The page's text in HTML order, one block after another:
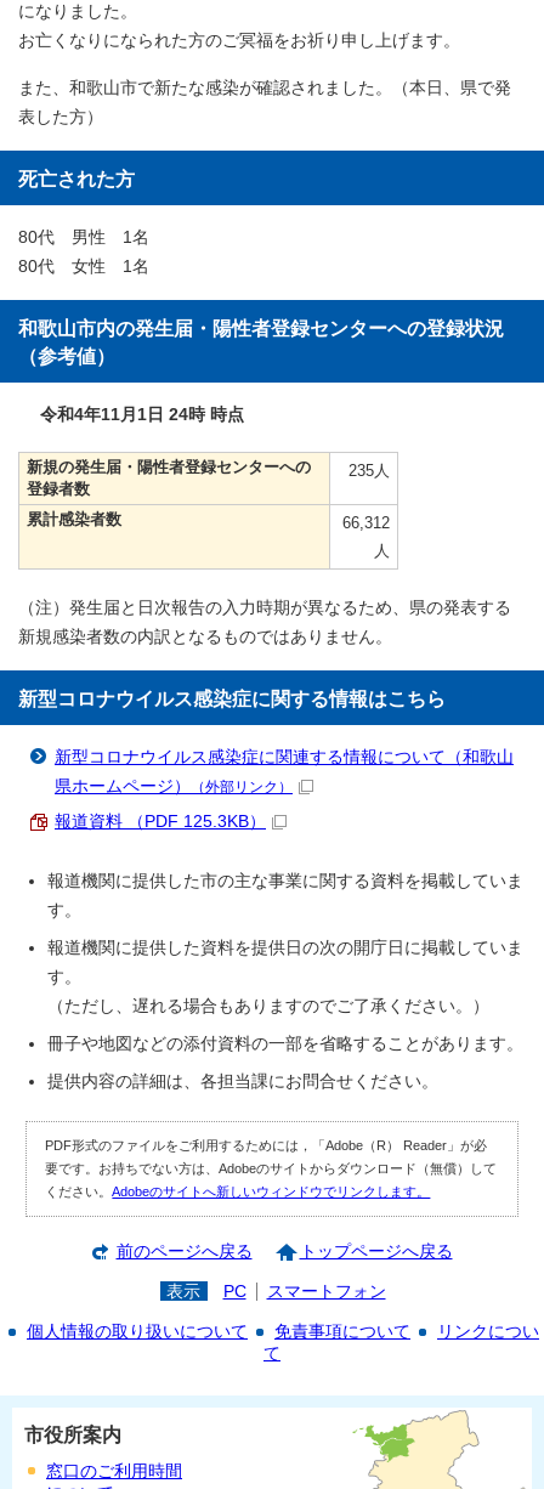
になりました。
お亡くなりになられた方のご冥福をお祈り申し上げます。
また、和歌山市で新たな感染が確認されました。（本日、県で発
表した方）
死亡された方
80代 男性 1名
80代 女性 1名
和歌山市内の発生届・陽性者登録センターへの登録状況
（参考値）
令和4年11月1日 24時 時点
新規の発生届・陽性者登録センターへの
登録者数
235人
累計感染者数
66,312
人
（注）発生届と日次報告の入力時期が異なるため、県の発表する
新規感染者数の内訳となるものではありません。
新型コロナウイルス感染症に関する情報はこちら
新型コロナウイルス感染症に関連する情報について（和歌山
県ホームページ）
（外部リンク）
報道資料 （PDF 125.3KB）
報道機関に提供した市の主な事業に関する資料を掲載していま
す。
報道機関に提供した資料を提供日の次の開庁日に掲載していま
す。
（ただし、遅れる場合もありますのでご了承ください。）
冊子や地図などの添付資料の一部を省略することがあります。
提供内容の詳細は、各担当課にお問合せください。
PDF形式のファイルをご利用するためには，「Adobe（R） Reader」が必
要です。お持ちでない方は、Adobeのサイトからダウンロード（無償）して
ください。Adobeのサイトへ新しいウィンドウでリンクします。
前のページへ戻る トップページへ戻る
表示 PC スマートフォン
個人情報の取り扱いについて 免責事項について
リンクについ
て
市役所案内
窓口のご利用時間